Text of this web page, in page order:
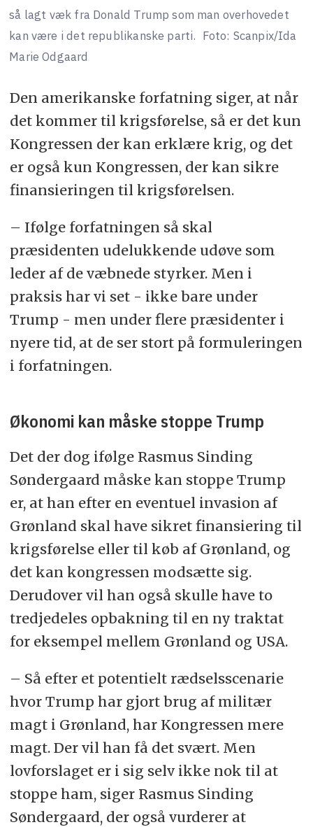
så lagt væk fra Donald Trump som man overhovedet
kan være i det republikanske parti. Foto: Scanpix/Ida
Marie Odgaard
Den amerikanske forfatning siger, at når
det kommer til krigsførelse, så er det kun
Kongressen der kan erklære krig, og det
er også kun Kongressen, der kan sikre
finansieringen til krigsførelsen.
– Ifølge forfatningen så skal
præsidenten udelukkende udøve som
leder af de væbnede styrker. Men i
praksis har vi set - ikke bare under
Trump - men under flere præsidenter i
nyere tid, at de ser stort på formuleringen
i forfatningen.
Økonomi kan måske stoppe Trump
Det der dog ifølge Rasmus Sinding
Søndergaard måske kan stoppe Trump
er, at han efter en eventuel invasion af
Grønland skal have sikret finansiering til
krigsførelse eller til køb af Grønland, og
det kan kongressen modsætte sig.
Derudover vil han også skulle have to
tredjedeles opbakning til en ny traktat
for eksempel mellem Grønland og USA.
– Så efter et potentielt rædselsscenarie
hvor Trump har gjort brug af militær
magt i Grønland, har Kongressen mere
magt. Der vil han få det svært. Men
lovforslaget er i sig selv ikke nok til at
stoppe ham, siger Rasmus Sinding
Søndergaard, der også vurderer at